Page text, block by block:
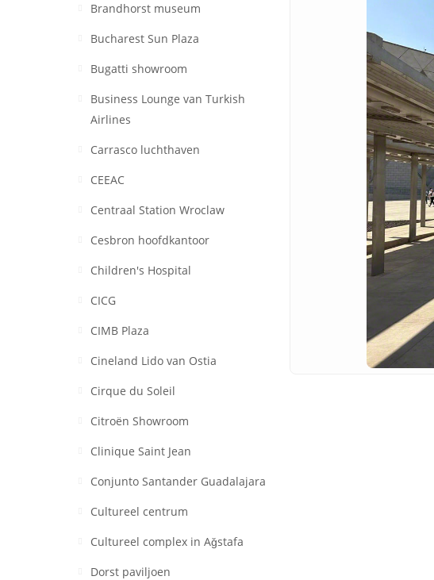
Brandhorst museum
Bucharest Sun Plaza
Bugatti showroom
Business Lounge van Turkish
Airlines
Carrasco luchthaven
CEEAC
Centraal Station Wroclaw
Cesbron hoofdkantoor
Children's Hospital
CICG
CIMB Plaza
Cineland Lido van Ostia
Cirque du Soleil
Citroën Showroom
Clinique Saint Jean
Conjunto Santander Guadalajara
Cultureel centrum
Cultureel complex in Aǧstafa
Dorst paviljoen